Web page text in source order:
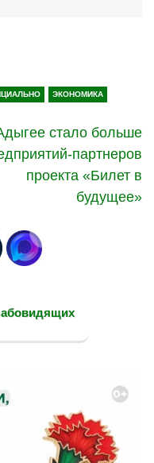
ЭКОНОМИКА
стало больше
партнеров
проекта «Билет в
будущее»